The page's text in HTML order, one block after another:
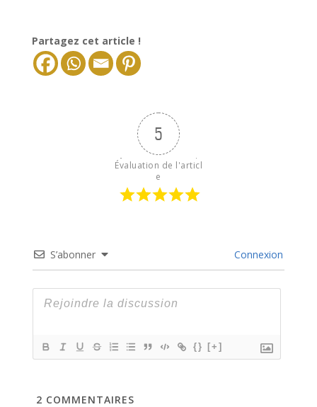
Partagez cet article !
5
Évaluation de l'articl
e
S’abonner Connexion
{} [+]
2 COMMENTAIRES